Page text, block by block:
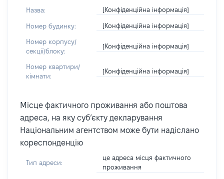
Назва: [Конфіденційна інформація]
Номер будинку: [Конфіденційна інформація]
Номер корпусу/
секції/блоку:
[Конфіденційна інформація]
Номер квартири/
кімнати:
[Конфіденційна інформація]
Місце фактичного проживання або поштова
адреса, на яку суб’єкту декларування
Національним агентством може бути надіслано
кореспонденцію
Тип адреси:
це адреса місця фактичного
проживання